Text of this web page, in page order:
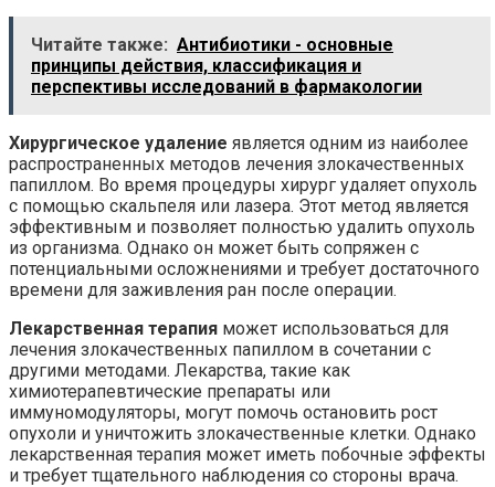
Читайте также: Антибиотики - основные
принципы действия, классификация и
перспективы исследований в фармакологии
Хирургическое удаление является одним из наиболее
распространенных методов лечения злокачественных
папиллом. Во время процедуры хирург удаляет опухоль
с помощью скальпеля или лазера. Этот метод является
эффективным и позволяет полностью удалить опухоль
из организма. Однако он может быть сопряжен с
потенциальными осложнениями и требует достаточного
времени для заживления ран после операции.
Лекарственная терапия может использоваться для
лечения злокачественных папиллом в сочетании с
другими методами. Лекарства, такие как
химиотерапевтические препараты или
иммуномодуляторы, могут помочь остановить рост
опухоли и уничтожить злокачественные клетки. Однако
лекарственная терапия может иметь побочные эффекты
и требует тщательного наблюдения со стороны врача.